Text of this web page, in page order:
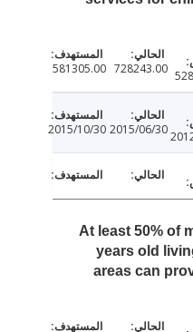
581305.00
2015/
2015/10/30
(5a) At
years
areas